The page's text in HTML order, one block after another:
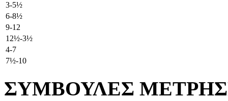
3-5½
6-8½
9-12
12½-3½
4-7
7½-10
ΣΥΜΒΟΥΛΕΣ